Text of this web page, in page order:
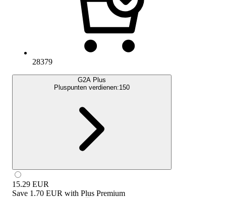
28379
G2A Plus
Pluspunten verdienen:150
15.29 EUR
Save 1.70 EUR with Plus Premium